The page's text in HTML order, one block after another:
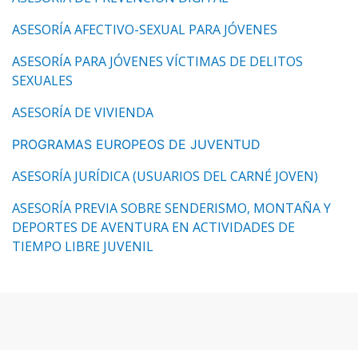
ASESORÍA AFECTIVO-SEXUAL PARA JÓVENES
ASESORÍA PARA JÓVENES VÍCTIMAS DE DELITOS
SEXUALES
ASESORÍA DE VIVIENDA
PROGRAMAS EUROPEOS DE JUVENTUD
ASESORÍA JURÍDICA (USUARIOS DEL CARNÉ JOVEN)
ASESORÍA PREVIA SOBRE SENDERISMO, MONTAÑA Y
DEPORTES DE AVENTURA EN ACTIVIDADES DE
TIEMPO LIBRE JUVENIL